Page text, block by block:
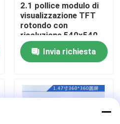
2.1 pollice modulo di
visualizzazione TFT
rotondo con
risoluzione 540x540,
luminosità 350c/d e
interfaccia MIPI
Invia richiesta